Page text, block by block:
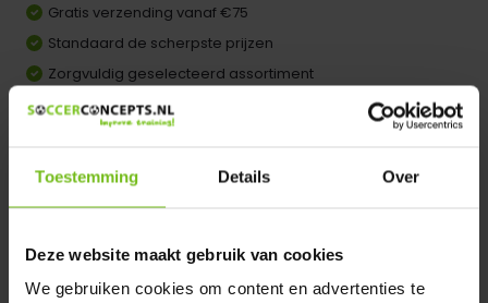
Toestemming Details Over
Deze website maakt gebruik van cookies
We gebruiken cookies om content en advertenties te
Gratis verzending vanaf €75
Standaard de scherpste prijzen
Zorgvuldig geselecteerd assortiment
Achteraf betalen mogelijk
Dir product is beschikbaar in de volgende varianten:
Heeft u een vraag over dit product ?
We helpen u graag met meer informatie